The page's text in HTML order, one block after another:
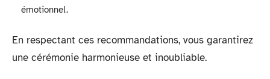
émotionnel.
En respectant ces recommandations, vous garantirez
une cérémonie harmonieuse et inoubliable.